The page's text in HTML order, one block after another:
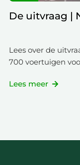
De uitvraag |
Lees over de
700 voertuigen
Lees meer